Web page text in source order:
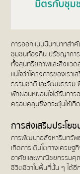
การออกแบบมีบทบาทสำ
ชุมชนท้องถิ่น ปรัชญากา
ทั้งสุนทรียภาพและสิ่งแวด
แน่ใจว่าโครงการของเร
ธรรมชาติและวัฒนธรรม
พักผ่อนหย่อนใจได้รับกา
ครอบคลุมซึ่งกระตุ้นให้เ
การส่งเสริมประโย
การพัฒนาอสังหาริมทรัพ
เกิดการเติบโตทางเศรษ
อาศัยและพาณิชยกรรม
ชีวิตชีวาในพื้นที่นั้น ๆ ได้อี